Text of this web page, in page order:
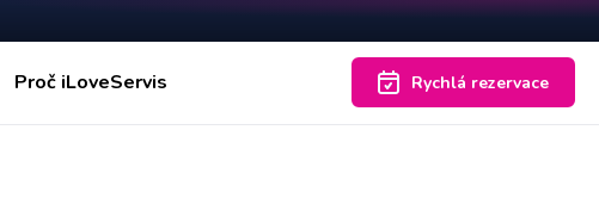
Proč iLoveServis Rychlá rezervace